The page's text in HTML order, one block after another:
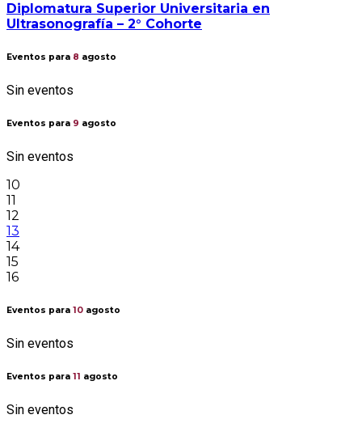
Diplomatura Superior Universitaria en
Ultrasonografía – 2° Cohorte
Eventos para 8 agosto
Sin eventos
Eventos para 9 agosto
Sin eventos
10
11
12
13
14
15
16
Eventos para 10 agosto
Sin eventos
Eventos para 11 agosto
Sin eventos